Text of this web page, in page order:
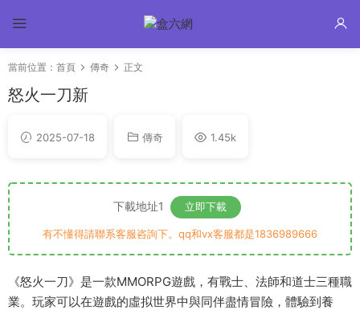
當前位置： 首頁 傳奇 正文
怒火一刀新
2025-07-18 傳奇 1.45k
下載地址1 立即下載
有不懂得請聯系客服咨詢下。qq和vx客服都是1836989666
《怒火一刀》是一款MMORPG遊戲，有戰士、法師和道士三種職
業。玩家可以在遊戲的虛拟世界中與同伴盡情冒險，體驗到養